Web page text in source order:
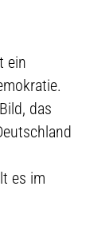
ein
das
es im